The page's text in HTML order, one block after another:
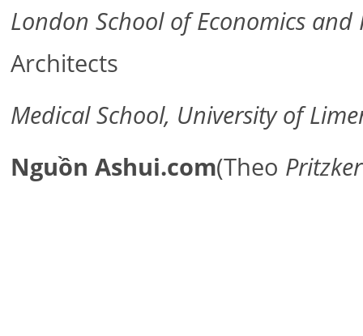
London School of Economics and
Architects
Medical School, University of
Nguồn Ashui.com(Theo